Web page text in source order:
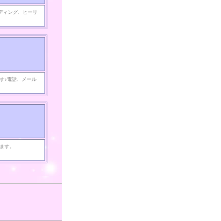
ィング、ヒーリ
♪電話、メール
す。